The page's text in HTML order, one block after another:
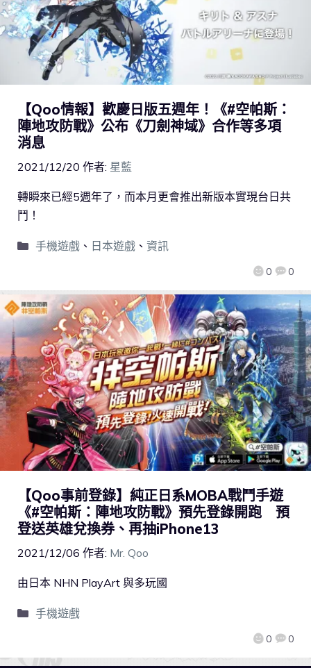
【Qoo情報】歡慶日版五週年！《#空帕斯：
陣地攻防戰》公布《刀劍神域》合作等多項
消息
2021/12/20 作者: 星藍
0 0
轉瞬來已經5週年了，而本月更會推出新版本實現台日共
鬥！
手機遊戲、 日本遊戲、 資訊
【Qoo事前登錄】純正日系MOBA戰鬥手遊
《#空帕斯：陣地攻防戰》預先登錄開跑 預
登送英雄兌換券、再抽iPhone13
2021/12/06 作者: Mr. Qoo
0 0
由日本 NHN PlayArt 與多玩國
手機遊戲